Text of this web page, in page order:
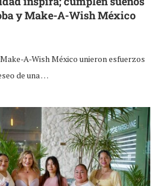
y Make-A-Wish México
A-Wish México unieron esfuerzos
de una …